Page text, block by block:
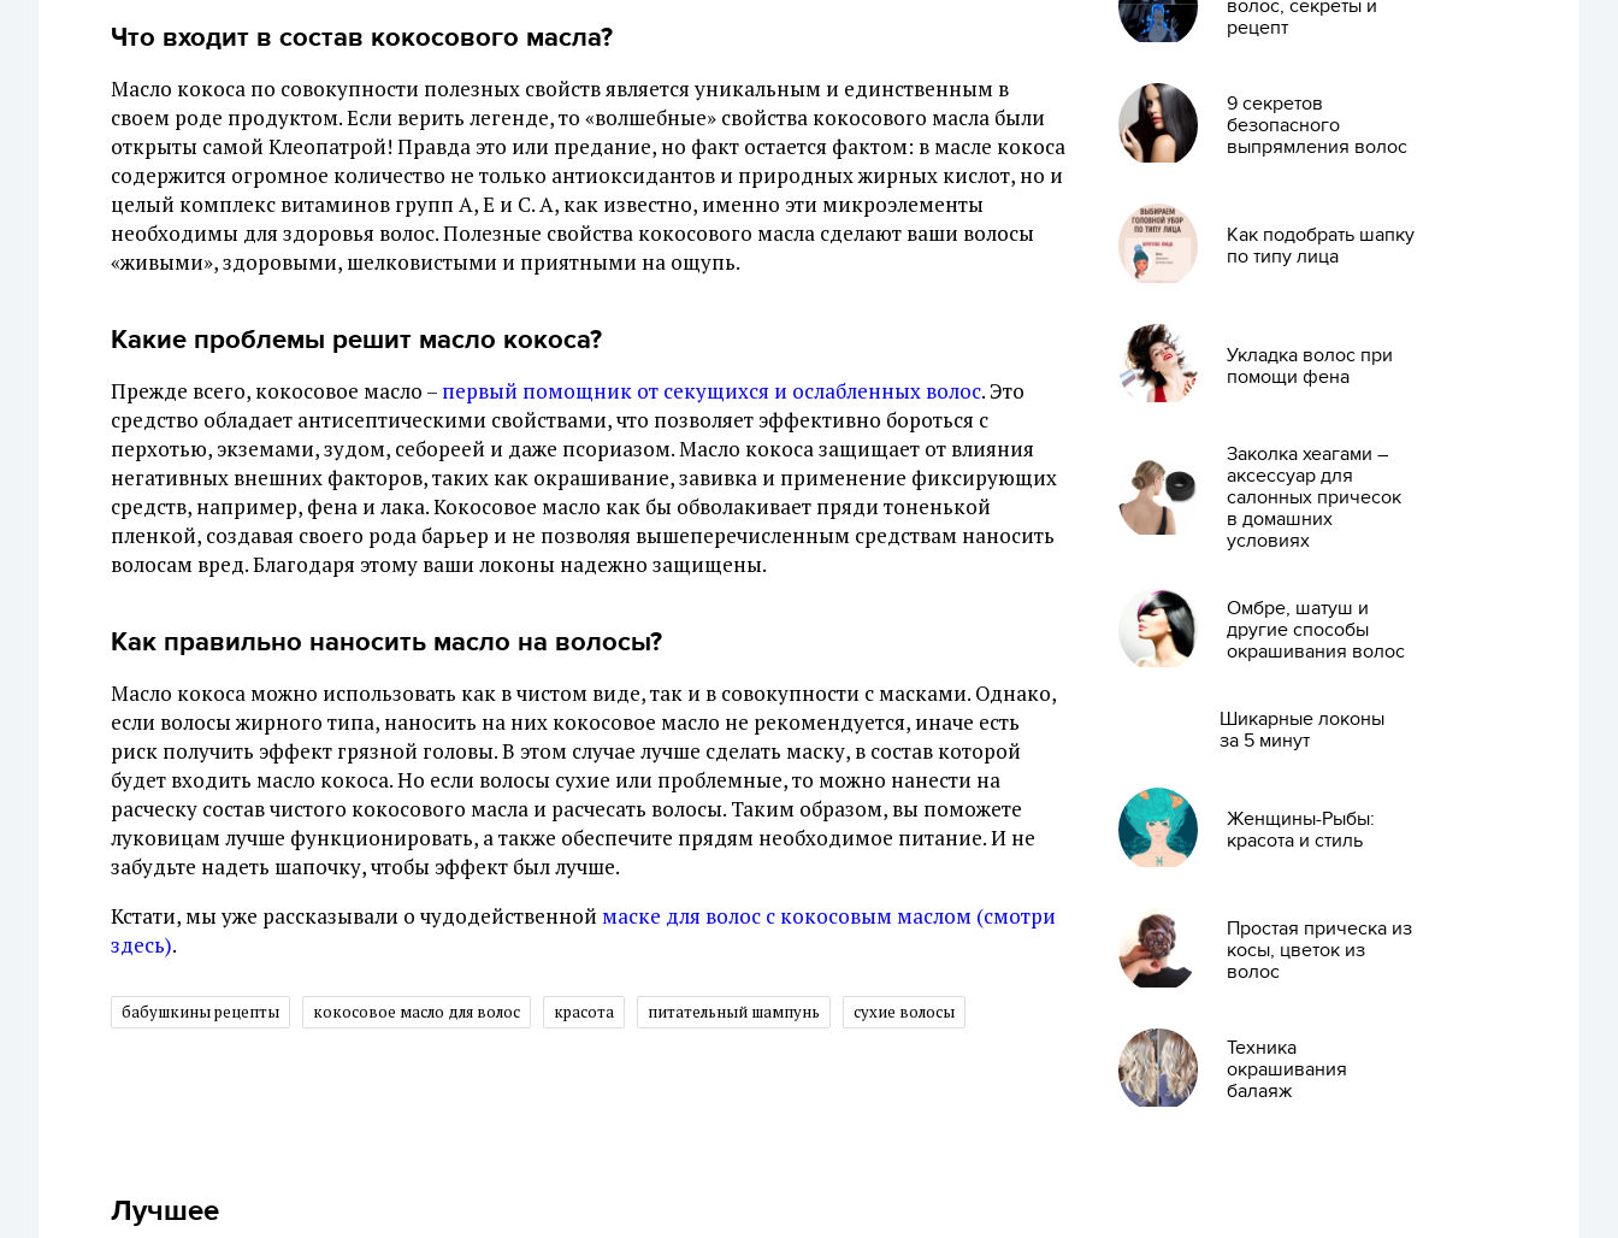
Что входит в состав кокосового масла?
Масло кокоса по совокупности полезных свойств является уникальным и единственным в
своем роде продуктом. Если верить легенде, то «волшебные» свойства кокосового масла были
открыты самой Клеопатрой! Правда это или предание, но факт остается фактом: в масле кокоса
содержится огромное количество не только антиоксидантов и природных жирных кислот, но и
целый комплекс витаминов групп A, E и C. А, как известно, именно эти микроэлементы
необходимы для здоровья волос. Полезные свойства кокосового масла сделают ваши волосы
«живыми», здоровыми, шелковистыми и приятными на ощупь.
Какие проблемы решит масло кокоса?
Прежде всего, кокосовое масло – первый помощник от секущихся и ослабленных волос. Это
средство обладает антисептическими свойствами, что позволяет эффективно бороться с
перхотью, экземами, зудом, себореей и даже псориазом. Масло кокоса защищает от влияния
негативных внешних факторов, таких как окрашивание, завивка и применение фиксирующих
средств, например, фена и лака. Кокосовое масло как бы обволакивает пряди тоненькой
пленкой, создавая своего рода барьер и не позволяя вышеперечисленным средствам наносить
волосам вред. Благодаря этому ваши локоны надежно защищены.
Как правильно наносить масло на волосы?
Масло кокоса можно использовать как в чистом виде, так и в совокупности с масками. Однако,
если волосы жирного типа, наносить на них кокосовое масло не рекомендуется, иначе есть
риск получить эффект грязной головы. В этом случае лучше сделать маску, в состав которой
будет входить масло кокоса. Но если волосы сухие или проблемные, то можно нанести на
расческу состав чистого кокосового масла и расчесать волосы. Таким образом, вы поможете
луковицам лучше функционировать, а также обеспечите прядям необходимое питание. И не
забудьте надеть шапочку, чтобы эффект был лучше.
Кстати, мы уже рассказывали о чудодейственной маске для волос с кокосовым маслом (смотри
здесь).
бабушкины рецепты кокосовое масло для волос красота питательный шампунь сухие волосы
волос, секреты и
рецепт
9 секретов
безопасного
выпрямления волос
Как подобрать шапку
по типу лица
Укладка волос при
помощи фена
Заколка хеагами –
аксессуар для
салонных причесок
в домашних
условиях
Омбре, шатуш и
другие способы
окрашивания волос
Шикарные локоны
за 5 минут
Женщины-Рыбы:
красота и стиль
Простая прическа из
косы, цветок из
волос
Техника
окрашивания
балаяж
Лучшее